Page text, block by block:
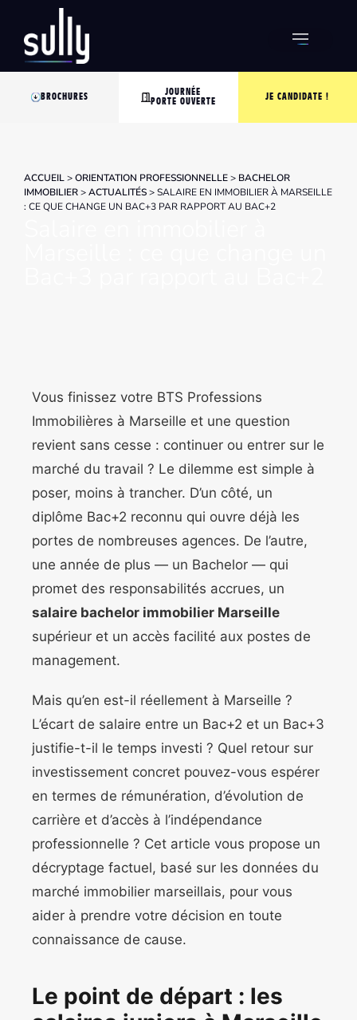
BROCHURES
JOURNÉE
PORTE OUVERTE
JE CANDIDATE !
ACCUEIL>ORIENTATION PROFESSIONNELLE> BACHELOR
IMMOBILIER>ACTUALITÉS>SALAIRE EN IMMOBILIER À MARSEILLE
: CE QUE CHANGE UN BAC+3 PAR RAPPORT AU BAC+2
Vous finissez votre BTS Professions
Immobilières à Marseille et une question
revient sans cesse : continuer ou entrer sur le
marché du travail ? Le dilemme est simple à
poser, moins à trancher. D’un côté, un
diplôme Bac+2 reconnu qui ouvre déjà les
portes de nombreuses agences. De l’autre,
une année de plus — un Bachelor — qui
promet des responsabilités accrues, un
salaire bachelor immobilier Marseille
supérieur et un accès facilité aux postes de
management.
Mais qu’en est-il réellement à Marseille ?
L’écart de salaire entre un Bac+2 et un Bac+3
justifie-t-il le temps investi ? Quel retour sur
investissement concret pouvez-vous espérer
en termes de rémunération, d’évolution de
carrière et d’accès à l’indépendance
professionnelle ? Cet article vous propose un
décryptage factuel, basé sur les données du
marché immobilier marseillais, pour vous
aider à prendre votre décision en toute
connaissance de cause.
Le point de départ : les